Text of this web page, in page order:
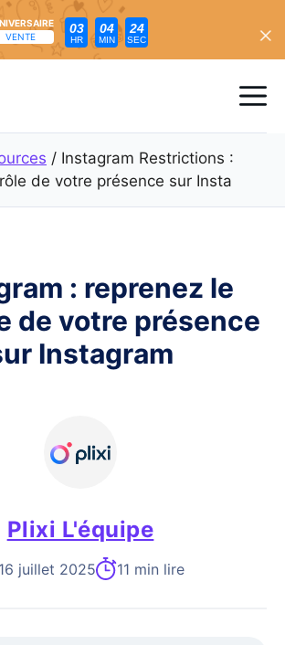
VENTE
03
HR
04
MIN
23
SEC
/ Instagram Restrictions :
de votre présence sur Insta
: reprenez le
de votre présence
Instagram
Plixi L'équipe
16 juillet 2025 11 min lire